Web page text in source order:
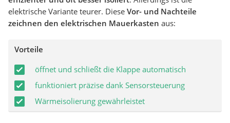
elektrische Variante teurer. Diese Vor- und Nachteile
zeichnen den elektrischen Mauerkasten aus:
Vorteile
öffnet und schließt die Klappe automatisch
funktioniert präzise dank Sensorsteuerung
Wärmeisolierung gewährleistet